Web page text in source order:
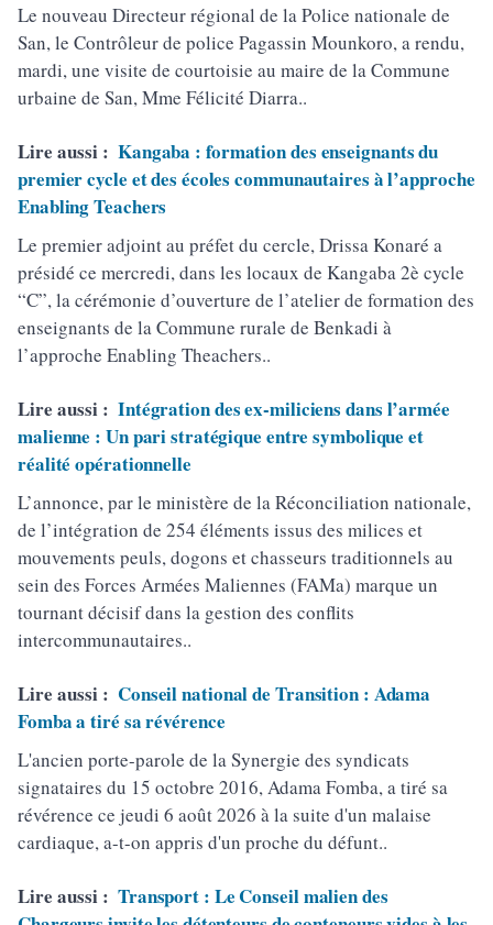
Le nouveau Directeur régional de la Police nationale de
San, le Contrôleur de police Pagassin Mounkoro, a rendu,
mardi, une visite de courtoisie au maire de la Commune
urbaine de San, Mme Félicité Diarra..
Lire aussi : Kangaba : formation des enseignants du
premier cycle et des écoles communautaires à l’approche
Enabling Teachers
Le premier adjoint au préfet du cercle, Drissa Konaré a
présidé ce mercredi, dans les locaux de Kangaba 2è cycle
“C”, la cérémonie d’ouverture de l’atelier de formation des
enseignants de la Commune rurale de Benkadi à
l’approche Enabling Theachers..
Lire aussi : Intégration des ex-miliciens dans l’armée
malienne : Un pari stratégique entre symbolique et
réalité opérationnelle
L’annonce, par le ministère de la Réconciliation nationale,
de l’intégration de 254 éléments issus des milices et
mouvements peuls, dogons et chasseurs traditionnels au
sein des Forces Armées Maliennes (FAMa) marque un
tournant décisif dans la gestion des conflits
intercommunautaires..
Lire aussi : Conseil national de Transition : Adama
Fomba a tiré sa révérence
L'ancien porte-parole de la Synergie des syndicats
signataires du 15 octobre 2016, Adama Fomba, a tiré sa
révérence ce jeudi 6 août 2026 à la suite d'un malaise
cardiaque, a-t-on appris d'un proche du défunt..
Lire aussi : Transport : Le Conseil malien des